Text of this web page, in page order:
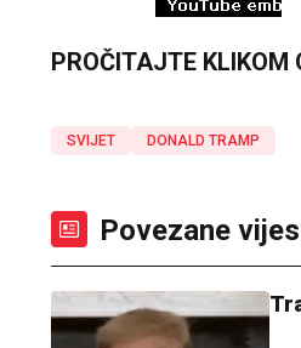
PROČITAJTE KLIKOM
SVIJET DONALD TRAMP
Povezane